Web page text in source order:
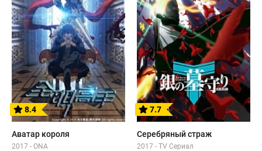
8.4
Аватар короля
2017 - ONA
7.7
Серебряный страж
2017 - TV Сериал